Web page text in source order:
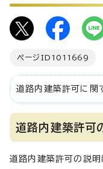
ページID 1011669
道路内建築許可に関
道路内建築許可
道路内建築許可の説明